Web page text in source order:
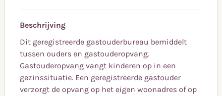
Beschrijving
Dit geregistreerde gastouderbureau bemiddelt
tussen ouders en gastouderopvang.
Gastouderopvang vangt kinderen op in een
gezinssituatie. Een geregistreerde gastouder
verzorgt de opvang op het eigen woonadres of op